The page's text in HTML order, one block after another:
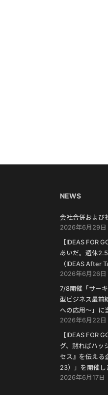
NEWS
会社合併および
2026年6月29日
【IDEAS FOR
あいだ。週休
（IDEAS After
2026年6月26日
7/8開催「サー
型ビジネス最前
への応用〜」に
2026年6月22日
【IDEAS FOR
グ、黙ればハッ
セス』を伝える
23）」を開催し
2026年6月17日